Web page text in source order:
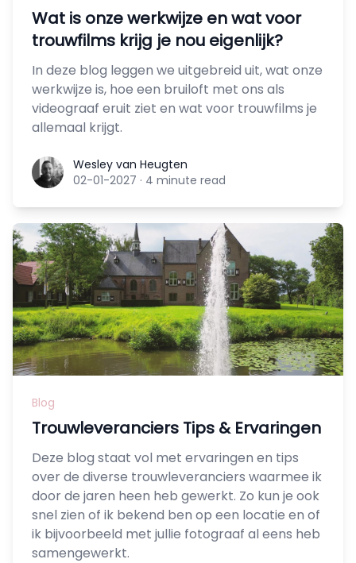
Wat is onze werkwijze en wat voor
trouwfilms krijg je nou eigenlijk?
In deze blog leggen we uitgebreid uit, wat onze
werkwijze is, hoe een bruiloft met ons als
videograaf eruit ziet en wat voor trouwfilms je
allemaal krijgt.
Wesley van Heugten
Wesley van Heugten
02-01-2027 · 4 minute read
Blog
Trouwleveranciers Tips & Ervaringen
Deze blog staat vol met ervaringen en tips
over de diverse trouwleveranciers waarmee ik
door de jaren heen heb gewerkt. Zo kun je ook
snel zien of ik bekend ben op een locatie en of
ik bijvoorbeeld met jullie fotograaf al eens heb
samengewerkt.